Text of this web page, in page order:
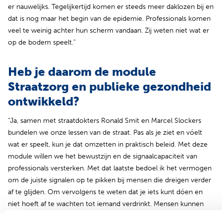
er nauwelijks. Tegelijkertijd komen er steeds meer daklozen bij en
dat is nog maar het begin van de epidemie. Professionals komen
veel te weinig achter hun scherm vandaan. Zij weten niet wat er
op de bodem speelt.”
Heb je daarom de module
Straatzorg en publieke gezondheid
ontwikkeld?
“Ja, samen met straatdokters Ronald Smit en Marcel Slockers
bundelen we onze lessen van de straat. Pas als je ziet en vóelt
wat er speelt, kun je dat omzetten in praktisch beleid. Met deze
module willen we het bewustzijn en de signaalcapaciteit van
professionals versterken. Met dat laatste bedoel ik het vermogen
om de juiste signalen op te pikken bij mensen die dreigen verder
af te glijden. Om vervolgens te weten dat je iets kunt dóen en
niet hoeft af te wachten tot iemand verdrinkt. Mensen kunnen